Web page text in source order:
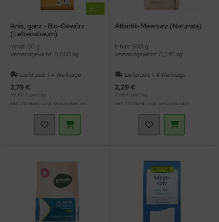
Anis, ganz - Bio-Gewürz
(Lebensbaum)
Inhalt: 50 g
Versandgewicht: 0,060 kg
Lieferzeit: 1-4 Werktage
2,79 €
55,80 € pro 1 kg
inkl. 7 % MwSt. zzgl. Versandkosten
Atlantik-Meersalz (Naturata)
Inhalt: 500 g
Versandgewicht: 0,540 kg
Lieferzeit: 1-4 Werktage
2,29 €
4,58 € pro 1 kg
inkl. 7 % MwSt. zzgl. Versandkosten